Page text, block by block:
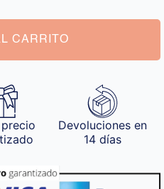
CARRITO
Devoluciones en
14 días